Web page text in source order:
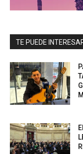
TE PUEDE